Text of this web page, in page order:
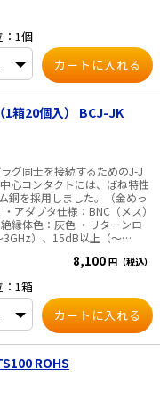
：1個
1箱20個入） BCJ-JK
グ同士を接続するためのJ-J
心コンタクトには、ばね特性
銅を採用しました。（金めっ
縁体色：灰色 ・リターンロ
3GHz）、15dB以上（～
8,100 円（税込）
：1箱
ROHS